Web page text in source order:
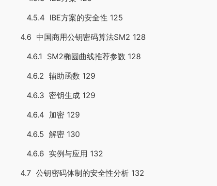
4.5.4 IBE方案的安全性 125
4.6 中国商用公钥密码算法SM2 128
4.6.1 SM2椭圆曲线推荐参数 128
4.6.2 辅助函数 129
4.6.3 密钥生成 129
4.6.4 加密 129
4.6.5 解密 130
4.6.6 实例与应用 132
4.7 公钥密码体制的安全性分析 132